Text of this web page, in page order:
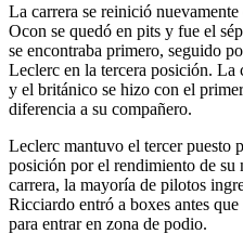
La carrera se reinició
Ocon se quedó en pits y fue el
se encontraba primero, seguido
Leclerc en la tercera posición. La
y el británico se hizo con el
diferencia a su compañero.
Leclerc mantuvo el tercer puesto
posición por el rendimiento de su
carrera, la mayoría de pilotos
Ricciardo entró a boxes antes
para entrar en zona de podio.